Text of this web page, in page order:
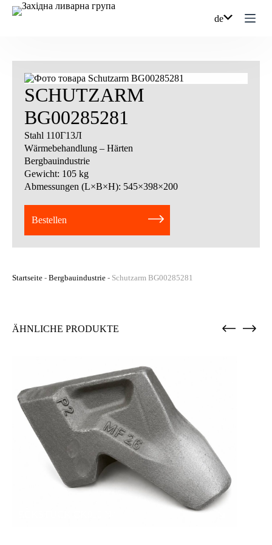
Zum
Inhalt
de
SCHUTZARM
BG00285281
Stahl 110Г13Л
Wärmebehandlung – Härten
Bergbauindustrie
Gewicht: 105 kg
Abmessungen (L×B×H): 545×398×200
Bestellen
Startseite - Bergbauindustrie - Schutzarm BG00285281
ÄHNLICHE PRODUKTE